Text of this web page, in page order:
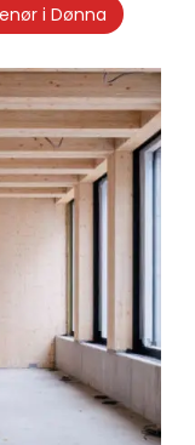
i Dønna